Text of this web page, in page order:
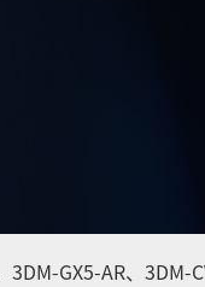
3DM-GX5-AR、 3DM-